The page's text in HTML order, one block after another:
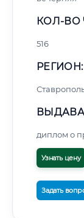
КОЛ-ВО
516
РЕГИОН:
диплом о
Узнать цену
Задать